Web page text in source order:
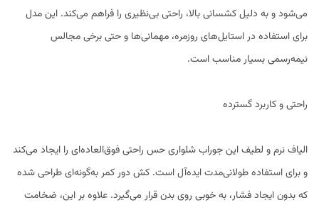
می‌شود و به دلیل کشسانی بالا، راحتی بی‌نظیری را فراهم می‌کند. این مدل
برای استفاده در استایل‌های روزمره، مهمانی‌ها و حتی برخی مجالس
نیمه‌رسمی بسیار مناسب است.
راحتی و کاربرد گسترده
الیاف نرم و لطیف این جوراب شلواری حس راحتی فوق‌العاده‌ای را ایجاد می‌کند
و برای استفاده طولانی‌مدت ایده‌آل است. کش دور کمر به‌گونه‌ای طراحی شده
که بدون ایجاد فشار، به خوبی روی بدن قرار می‌گیرد. علاوه بر این، ضخامت